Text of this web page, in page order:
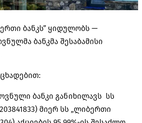
ბანკს” ყიდულობს —
ბანკმა შესაბამისი
ბანკი განიხილავს სს
მიერ სს „ლიბერთი